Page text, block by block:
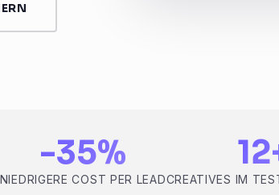
-35%
NIEDRIGERE COST PER LEADCREATIVES IM